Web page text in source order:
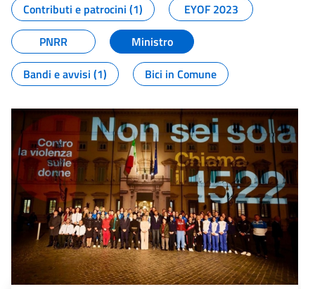
Contributi e patrocini (1)
EYOF 2023
PNRR
Ministro
Bandi e avvisi (1)
Bici in Comune